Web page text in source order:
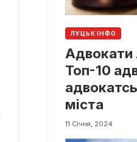
ЛУЦЬК ІНФО
Адвокати
Топ-10
міста
11 Січня, 2024